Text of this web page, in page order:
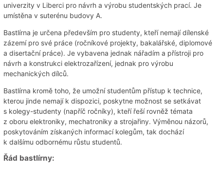
univerzity v Liberci pro návrh a výrobu studentských prací. Je
umístěna v suterénu budovy A.
Bastlírna je určena především pro studenty, kteří nemají dílenské
zázemí pro své práce (ročníkové projekty, bakalářské, diplomové
a disertační práce). Je vybavena jednak nářadím a přístroji pro
návrh a konstrukci elektrozařízení, jednak pro výrobu
mechanických dílců.
Bastlírna kromě toho, že umožní studentům přístup k technice,
kterou jinde nemají k dispozici, poskytne možnost se setkávat
s kolegy-studenty (napříč ročníky), kteří řeší rovněž témata
z oboru elektroniky, mechatroniky a strojařiny. Výměnou názorů,
poskytováním získaných informací kolegům, tak dochází
k dalšímu odbornému růstu studentů.
Řád bastlírny: